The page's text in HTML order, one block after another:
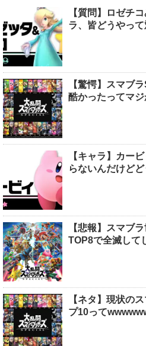
【質問】ロゼチ
ラ、皆どうやっ
【驚愕】スマブ
酷かったってマ
【キャラ】カー
らないんだけど
【悲報】スマブ
TOP8で全滅して
【ネタ】現状の
プ10って